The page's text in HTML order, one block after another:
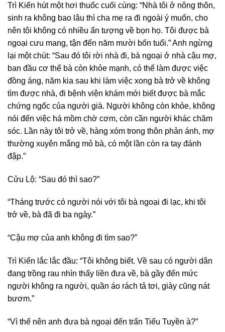
Trì Kiến hút một hơi thuốc cuối cùng: “Nhà tôi ở nông thôn,
sinh ra không bao lâu thì cha mẹ ra đi ngoài ý muốn, cho
nên tôi không có nhiều ấn tượng về bọn họ. Tôi được bà
ngoại cưu mang, tận đến năm mười bốn tuổi.” Anh ngừng
lại một chút: “Sau đó tôi rời nhà đi, bà ngoại ở nhà cậu mợ,
ban đầu cơ thể bà còn khỏe mạnh, có thể làm được việc
đồng áng, năm kia sau khi làm việc xong bà trở về không
tìm được nhà, đi bệnh viện khám mới biết được bà mắc
chứng ngốc của người già. Người không còn khỏe, không
nói đến việc há mồm chờ cơm, còn cần người khác chăm
sóc. Lần này tôi trở về, hàng xóm trong thôn phản ánh, mợ
thường xuyên mắng mỏ bà, có một lần còn ra tay đánh
đập.”
Cửu Lộ: “Sau đó thì sao?”
“Tháng trước có người nói với tôi bà ngoại đi lạc, khi tôi
trở về, bà đã đi ba ngày.”
“Cậu mợ của anh không đi tìm sao?”
Trì Kiến lắc lắc đầu: “Tôi không biết. Về sau có người dân
đang trồng rau nhìn thấy liền đưa về, bà gầy đến mức
người không ra người, quần áo rách tả tơi, giày cũng nát
bươm.”
“Vì thế nên anh đưa bà ngoại đến trấn Tiểu Tuyền à?”